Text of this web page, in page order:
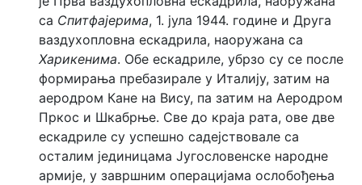
са Спитфајерима, 1. јула 1944. године и Друга
ваздухопловна ескадрила, наоружана са
Харикенима. Обе ескадриле, убрзо су се после
формирања пребазирале у Италију, затим на
аеродром Кане на Вису, па затим на Аеродром
Пркос и Шкабрње. Све до краја рата, ове две
ескадриле су успешно садејствовале са
осталим јединицама Југословенске народне
армије, у завршним операцијама ослобођења